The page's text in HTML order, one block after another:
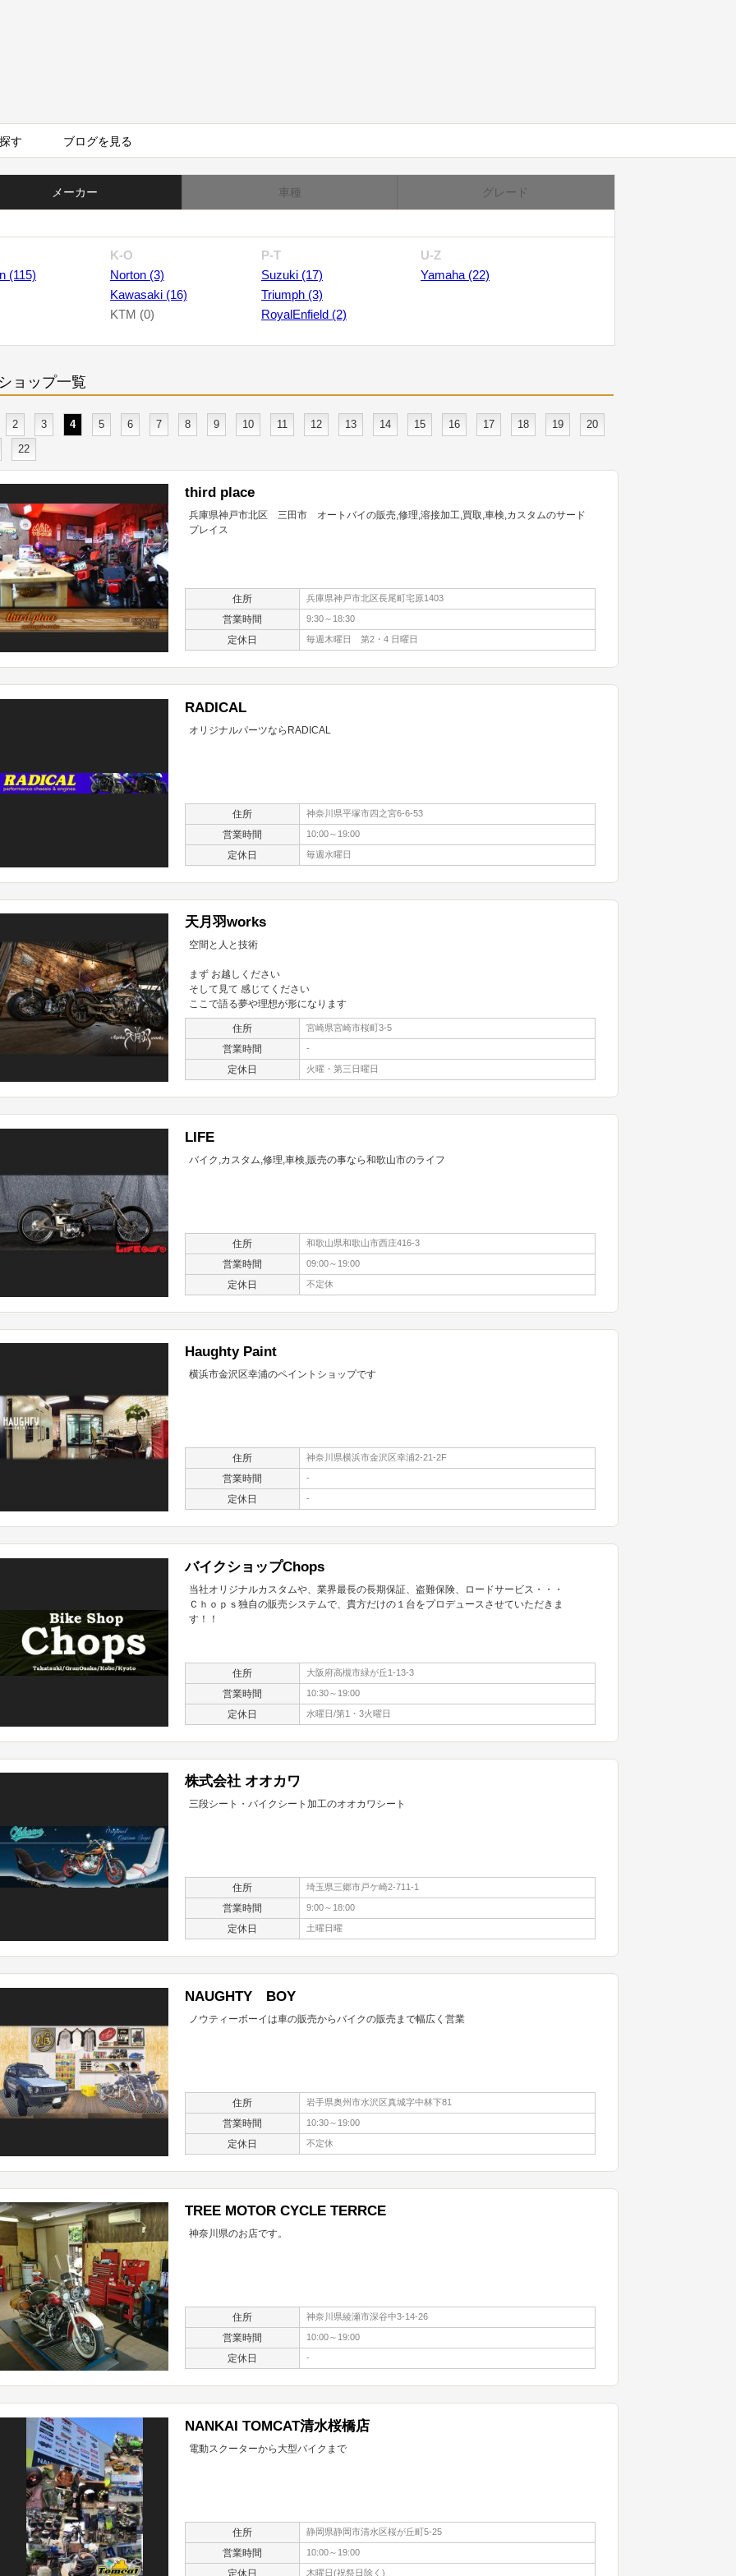
す ブログを見る
メーカー 車種 グレード
(115)
K-O
Norton (3)
Kawasaki (16)
KTM (0)
P-T
Suzuki (17)
Triumph (3)
RoyalEnfield (2)
U-Z
Yamaha (22)
ショップ一覧
2 3 4 5 6 7 8 9 10 11 12 13 14 15 16 17 18 19
20
22
third place
兵庫県神戸市北区 三田市 オートバイの販売,修理,溶接加工,買取,車検,カスタムのサード
プレイス
住所 兵庫県神戸市北区長尾町宅原1403
営業時間 9:30～18:30
定休日 毎週木曜日 第2・4 日曜日
RADICAL
オリジナルパーツならRADICAL
住所 神奈川県平塚市四之宮6-6-53
営業時間 10:00～19:00
定休日 毎週水曜日
天月羽works
空間と人と技術
まず お越しください
そして見て 感じてください
ここで語る夢や理想が形になります
住所 宮崎県宮崎市桜町3-5
営業時間 -
定休日 火曜・第三日曜日
LIFE
バイク,カスタム,修理,車検,販売の事なら和歌山市のライフ
住所 和歌山県和歌山市西庄416-3
営業時間 09:00～19:00
定休日 不定休
Haughty Paint
横浜市金沢区幸浦のペイントショップです
住所 神奈川県横浜市金沢区幸浦2-21-2F
営業時間 -
定休日 -
バイクショップChops
当社オリジナルカスタムや、業界最長の長期保証、盗難保険、ロードサービス・・・
Ｃｈｏｐｓ独自の販売システムで、貴方だけの１台をプロデュースさせていただきま
す！！
住所 大阪府高槻市緑が丘1-13-3
営業時間 10:30～19:00
定休日 水曜日/第1・3火曜日
株式会社 オオカワ
三段シート・バイクシート加工のオオカワシート
住所 埼玉県三郷市戸ケ崎2-711-1
営業時間 9:00～18:00
定休日 土曜日曜
NAUGHTY BOY
ノウティーボーイは車の販売からバイクの販売まで幅広く営業
住所 岩手県奥州市水沢区真城字中林下81
営業時間 10:30～19:00
定休日 不定休
TREE MOTOR CYCLE TERRCE
神奈川県のお店です。
住所 神奈川県綾瀬市深谷中3-14-26
営業時間 10:00～19:00
定休日 -
NANKAI TOMCAT清水桜橋店
電動スクーターから大型バイクまで
住所 静岡県静岡市清水区桜が丘町5-25
営業時間 10:00～19:00
定休日 木曜日(祝祭日除く)